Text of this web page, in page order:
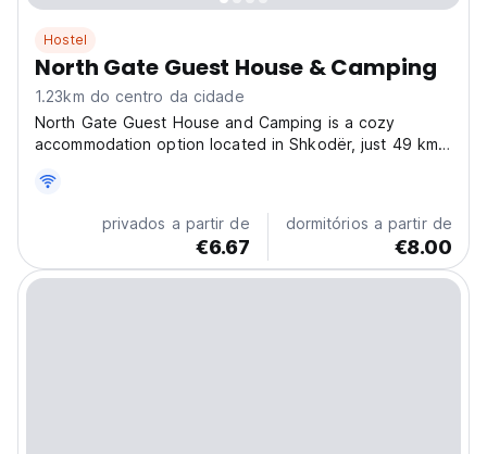
Hostel
North Gate Guest House & Camping
1.23km do centro da cidade
North Gate Guest House and Camping is a cozy
accommodation option located in Shkodër, just 49 km
lovely garden and a bar for relaxation and socializing.
There are shared dorms available with clean sheets...
privados a partir de
€6.67
dormitórios a partir de
€8.00